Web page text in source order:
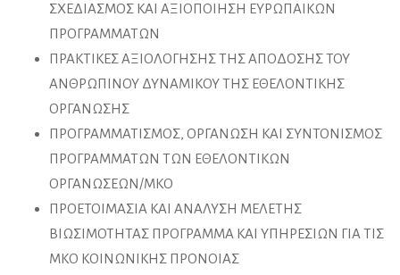
ΣΧΕΔΙΑΣΜΟΣ ΚΑΙ ΑΞΙΟΠΟΙΗΣΗ ΕΥΡΩΠΑΙΚΩΝ
ΠΡΟΓΡΑΜΜΑΤΩΝ
ΠΡΑΚΤΙΚΕΣ ΑΞΙΟΛΟΓΗΣΗΣ ΤΗΣ ΑΠΟΔΟΣΗΣ ΤΟΥ
ΑΝΘΡΩΠΙΝΟΥ ΔΥΝΑΜΙΚΟΥ ΤΗΣ ΕΘΕΛΟΝΤΙΚΗΣ
ΟΡΓΑΝΩΣΗΣ
ΠΡΟΓΡΑΜΜΑΤΙΣΜΟΣ, ΟΡΓΑΝΩΣΗ ΚΑΙ ΣΥΝΤΟΝΙΣΜΟΣ
ΠΡΟΓΡΑΜΜΑΤΩΝ ΤΩΝ ΕΘΕΛΟΝΤΙΚΩΝ
ΟΡΓΑΝΩΣΕΩΝ/ΜΚΟ
ΠΡΟΕΤΟΙΜΑΣΙΑ ΚΑΙ ΑΝΑΛΥΣΗ ΜΕΛΕΤΗΣ
ΒΙΩΣΙΜΟΤΗΤΑΣ ΠΡΟΓΡΑΜΜΑ ΚΑΙ ΥΠΗΡΕΣΙΩΝ ΓΙΑ ΤΙΣ
ΜΚΟ ΚΟΙΝΩΝΙΚΗΣ ΠΡΟΝΟΙΑΣ